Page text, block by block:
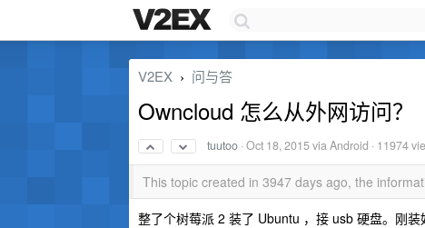
V2EX › 问与答
Owncloud 怎么从外网访问？
tuutoo ·Oct 18, 2015via Android · 11974
This topic created in 3947 days ago, the
整了个树莓派 2 装了 Ubuntu ，接 usb 硬盘。刚装